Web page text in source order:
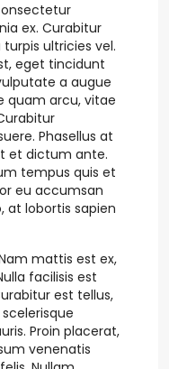
ex. Curabitur
ultricies vel.
eget tincidunt
a augue
quam arcu, vitae
Phasellus at
et dictum ante.
tempus quis et
eu accumsan
at lobortis sapien
mattis est ex,
facilisis est
est tellus,
Proin placerat,
venenatis